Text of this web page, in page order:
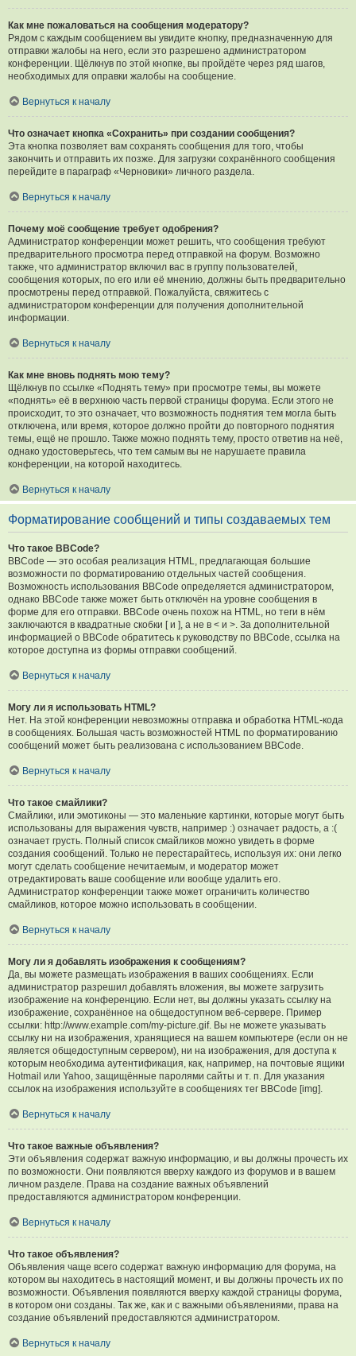
Как мне пожаловаться на сообщения модератору?
Рядом с каждым сообщением вы увидите кнопку, предназначенную для
отправки жалобы на него, если это разрешено администратором
конференции. Щёлкнув по этой кнопке, вы пройдёте через ряд шагов,
необходимых для оправки жалобы на сообщение.
Вернуться к началу
Что означает кнопка «Сохранить» при создании сообщения?
Эта кнопка позволяет вам сохранять сообщения для того, чтобы
закончить и отправить их позже. Для загрузки сохранённого сообщения
перейдите в параграф «Черновики» личного раздела.
Вернуться к началу
Почему моё сообщение требует одобрения?
Администратор конференции может решить, что сообщения требуют
предварительного просмотра перед отправкой на форум. Возможно
также, что администратор включил вас в группу пользователей,
сообщения которых, по его или её мнению, должны быть предварительно
просмотрены перед отправкой. Пожалуйста, свяжитесь с
администратором конференции для получения дополнительной
информации.
Вернуться к началу
Как мне вновь поднять мою тему?
Щёлкнув по ссылке «Поднять тему» при просмотре темы, вы можете
«поднять» её в верхнюю часть первой страницы форума. Если этого не
происходит, то это означает, что возможность поднятия тем могла быть
отключена, или время, которое должно пройти до повторного поднятия
темы, ещё не прошло. Также можно поднять тему, просто ответив на неё,
однако удостоверьтесь, что тем самым вы не нарушаете правила
конференции, на которой находитесь.
Вернуться к началу
Форматирование сообщений и типы создаваемых тем
Что такое BBCode?
BBCode — это особая реализация HTML, предлагающая большие
возможности по форматированию отдельных частей сообщения.
Возможность использования BBCode определяется администратором,
однако BBCode также может быть отключён на уровне сообщения в
форме для его отправки. BBCode очень похож на HTML, но теги в нём
заключаются в квадратные скобки [ и ], а не в < и >. За дополнительной
информацией о BBCode обратитесь к руководству по BBCode, ссылка на
которое доступна из формы отправки сообщений.
Вернуться к началу
Могу ли я использовать HTML?
Нет. На этой конференции невозможны отправка и обработка HTML-кода
в сообщениях. Большая часть возможностей HTML по форматированию
сообщений может быть реализована с использованием BBCode.
Вернуться к началу
Что такое смайлики?
Смайлики, или эмотиконы — это маленькие картинки, которые могут быть
использованы для выражения чувств, например :) означает радость, а :(
означает грусть. Полный список смайликов можно увидеть в форме
создания сообщений. Только не перестарайтесь, используя их: они легко
могут сделать сообщение нечитаемым, и модератор может
отредактировать ваше сообщение или вообще удалить его.
Администратор конференции также может ограничить количество
смайликов, которое можно использовать в сообщении.
Вернуться к началу
Могу ли я добавлять изображения к сообщениям?
Да, вы можете размещать изображения в ваших сообщениях. Если
администратор разрешил добавлять вложения, вы можете загрузить
изображение на конференцию. Если нет, вы должны указать ссылку на
изображение, сохранённое на общедоступном веб-сервере. Пример
ссылки: http://www.example.com/my-picture.gif. Вы не можете указывать
ссылку ни на изображения, хранящиеся на вашем компьютере (если он не
является общедоступным сервером), ни на изображения, для доступа к
которым необходима аутентификация, как, например, на почтовые ящики
Hotmail или Yahoo, защищённые паролями сайты и т. п. Для указания
ссылок на изображения используйте в сообщениях тег BBCode [img].
Вернуться к началу
Что такое важные объявления?
Эти объявления содержат важную информацию, и вы должны прочесть их
по возможности. Они появляются вверху каждого из форумов и в вашем
личном разделе. Права на создание важных объявлений
предоставляются администратором конференции.
Вернуться к началу
Что такое объявления?
Объявления чаще всего содержат важную информацию для форума, на
котором вы находитесь в настоящий момент, и вы должны прочесть их по
возможности. Объявления появляются вверху каждой страницы форума,
в котором они созданы. Так же, как и с важными объявлениями, права на
создание объявлений предоставляются администратором.
Вернуться к началу